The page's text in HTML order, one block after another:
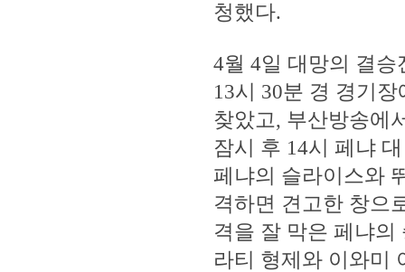
청했다.
4월 4일 대망의 결승
13시 30분 경 경기
찾았고, 부산방송에
잠시 후 14시 페냐
페냐의 슬라이스와
격하면 견고한 창으
격을 잘 막은 페냐의
라티 형제와 이와미